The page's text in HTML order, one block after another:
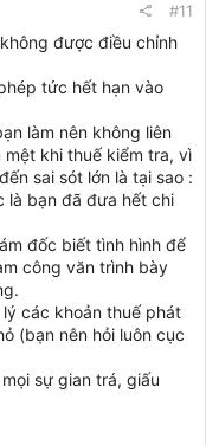
#11
được điều chỉnh
tức hết hạn vào
làm nên không liên
khi thuế kiểm tra, vì
sai sót lớn là tại sao :
là bạn đã đưa hết chi
đốc biết tình hình để
công văn trình bày
các khoản thuế phát
(bạn nên hỏi luôn cục
sự gian trá, giấu